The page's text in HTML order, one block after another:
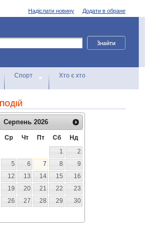
Додати в обране
Надіслати новину
Спорт Хто є хто
Серпень 2026
Ср Чт Пт Сб
Нд
1
2
5
6 7 8
9
12
13 14 15
16
19
20 21 22
23
26
27 28 29 30